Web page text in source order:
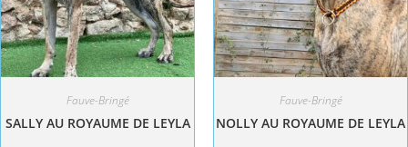
Fauve-Bringé
SALLY AU ROYAUME DE LEYLA
Fauve-Bringé
NOLLY AU ROYAUME DE LEYLA